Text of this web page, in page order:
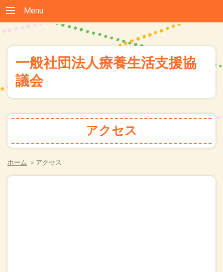
Menu
一般社団法人療養生活支援協
議会
アクセス
ホーム » アクセス